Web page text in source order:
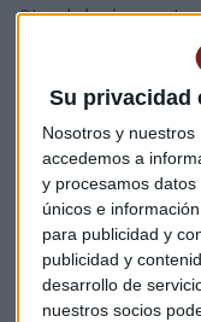
Su privacidad
Nosotros y nuestros
accedemos a
y procesamos
únicos e
para publicidad y
publicidad y
desarrollo de
nuestros socios
Otro de los
Presupuesto
Presidente, un
transición
subida de 10
consumidores...
(para un ciudadano
El impuesto
subida de 10